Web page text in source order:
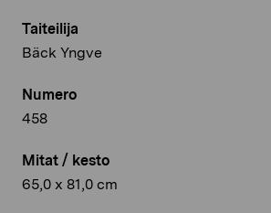
Taiteilija
Bäck Yngve
Numero
458
Mitat / kesto
65,0 x 81,0 cm